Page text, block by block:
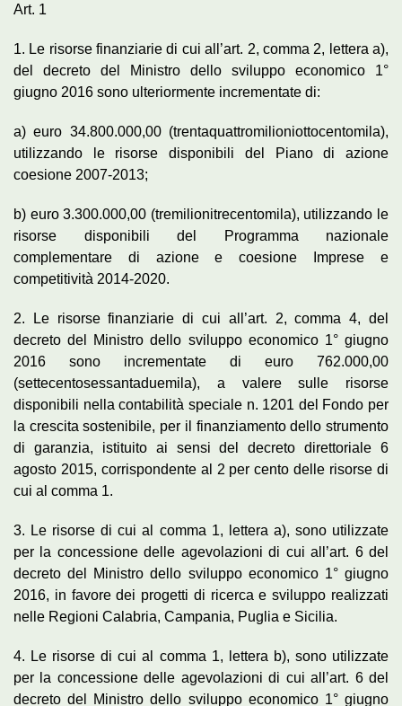
Art. 1
1. Le risorse finanziarie di cui all’art. 2, comma 2, lettera a),
del decreto del Ministro dello sviluppo economico 1°
giugno 2016 sono ulteriormente incrementate di:
a) euro 34.800.000,00 (trentaquattromilioniottocentomila),
utilizzando le risorse disponibili del Piano di azione
coesione 2007-2013;
b) euro 3.300.000,00 (tremilionitrecentomila), utilizzando le
risorse disponibili del Programma nazionale
complementare di azione e coesione Imprese e
competitività 2014-2020.
2. Le risorse finanziarie di cui all’art. 2, comma 4, del
decreto del Ministro dello sviluppo economico 1° giugno
2016 sono incrementate di euro 762.000,00
(settecentosessantaduemila), a valere sulle risorse
disponibili nella contabilità speciale n. 1201 del Fondo per
la crescita sostenibile, per il finanziamento dello strumento
di garanzia, istituito ai sensi del decreto direttoriale 6
agosto 2015, corrispondente al 2 per cento delle risorse di
cui al comma 1.
3. Le risorse di cui al comma 1, lettera a), sono utilizzate
per la concessione delle agevolazioni di cui all’art. 6 del
decreto del Ministro dello sviluppo economico 1° giugno
2016, in favore dei progetti di ricerca e sviluppo realizzati
nelle Regioni Calabria, Campania, Puglia e Sicilia.
4. Le risorse di cui al comma 1, lettera b), sono utilizzate
per la concessione delle agevolazioni di cui all’art. 6 del
decreto del Ministro dello sviluppo economico 1° giugno